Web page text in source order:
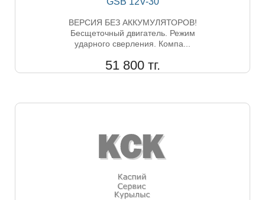
ВЕРСИЯ БЕЗ АККУМУЛЯТОРОВ!
Бесщеточный двигатель. Режим
ударного сверления. Компа...
51 800 тг.